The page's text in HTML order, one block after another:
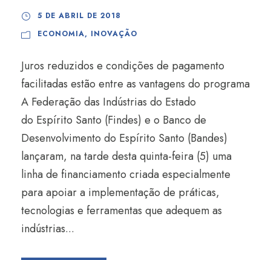
5 DE ABRIL DE 2018
ECONOMIA, INOVAÇÃO
Juros reduzidos e condições de pagamento
facilitadas estão entre as vantagens do programa
A Federação das Indústrias do Estado
do Espírito Santo (Findes) e o Banco de
Desenvolvimento do Espírito Santo (Bandes)
lançaram, na tarde desta quinta-feira (5) uma
linha de financiamento criada especialmente
para apoiar a implementação de práticas,
tecnologias e ferramentas que adequem as
indústrias...